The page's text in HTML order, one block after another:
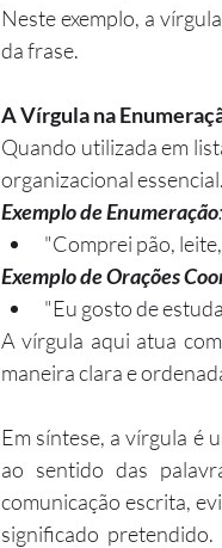
Neste exemplo, a
da frase.
A Vírgula na
Quando utilizada em
organizacional essencial.
Exemplo de Enumeração:
"Comprei pão,
Exemplo de Orações
"Eu gosto de
A vírgula aqui atua
maneira clara e
Em síntese, a vírgula é
ao sentido das
comunicação escrita,
significado